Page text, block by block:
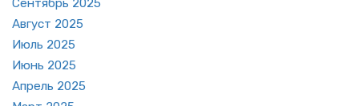
Сен­тябрь 2025
Ав­густ 2025
Июль 2025
Июнь 2025
Ап­рель 2025